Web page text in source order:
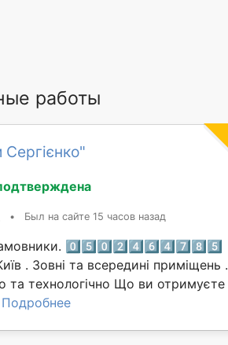
работы
• Был на сайте 15 часов назад
0️⃣5️⃣0️⃣2️⃣4️⃣6️⃣4️⃣7️⃣8️⃣5️⃣
. Зовні та всередині приміщень .
та технологічно Що ви отримуєте
Подробнее